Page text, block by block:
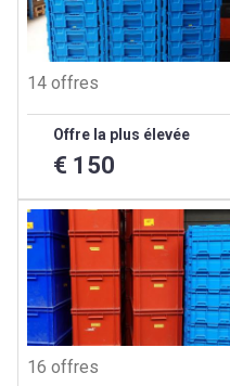
14 offres
Offre la plus élevée
€ 150
16 offres